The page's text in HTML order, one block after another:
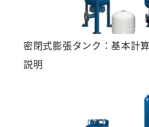
密閉式膨張タンク：基本計
説明